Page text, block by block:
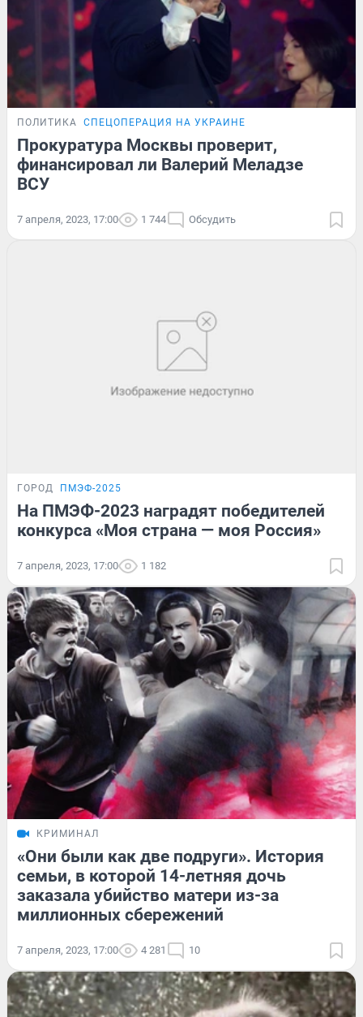
ПОЛИТИКА СПЕЦОПЕРАЦИЯ НА УКРАИНЕ
Прокуратура Москвы проверит,
финансировал ли Валерий Меладзе
ВСУ
7 апреля, 2023, 17:00 1 744 Обсудить
ГОРОД ПМЭФ-2025
На ПМЭФ-2023 наградят победителей
конкурса «Моя страна — моя Россия»
7 апреля, 2023, 17:00 1 182
КРИМИНАЛ
«Они были как две подруги». История
семьи, в которой 14-летняя дочь
заказала убийство матери из-за
миллионных сбережений
7 апреля, 2023, 17:00 4 281 10